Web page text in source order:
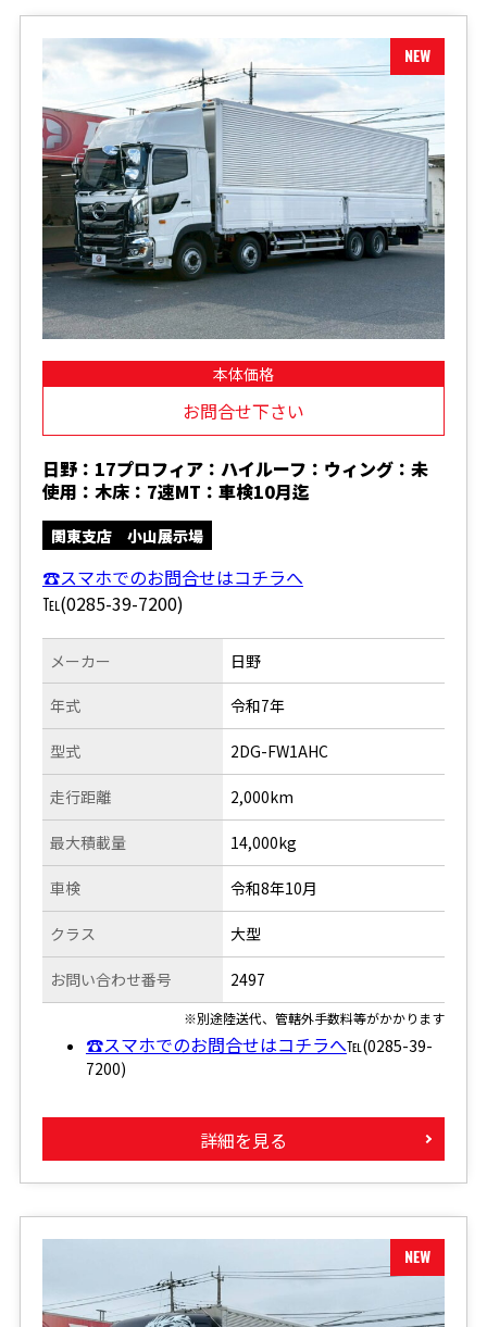
本体価格
お問合せ下さい
日野：17プロフィア：ハイルーフ：ウィング：未
使用：木床：7速MT：車検10月迄
関東支店 小山展示場
☎スマホでのお問合せはコチラへ
℡(0285-39-7200)
メーカー
年式
型式
走行距離
日野
令和7年
2DG-FW1AHC
2,000km
最大積載量
車検
クラス
お問い合わせ番号
14,000kg
令和8年10月
大型
2497
※別途陸送代、管轄外手数料等がかかります
☎スマホでのお問合せはコチラへ℡(0285-39-
7200)
詳細を見る